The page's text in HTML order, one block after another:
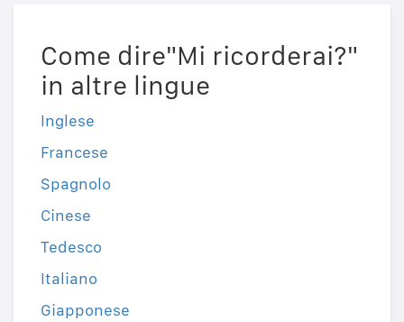
Come dire"Mi ricorderai?"
in altre lingue
Inglese
Francese
Spagnolo
Cinese
Tedesco
Italiano
Giapponese